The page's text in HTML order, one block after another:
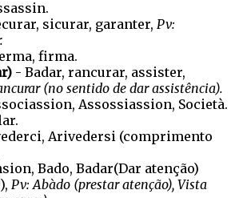
sicurar, garanter, Pv:
firma.
- Badar, rancurar, assister,
(no sentido de dar assistência).
Assossiassion, Società.
Arivedersi (comprimento
Bado, Badar(Dar atenção)
Pv: Abàdo (prestar atenção), Vista